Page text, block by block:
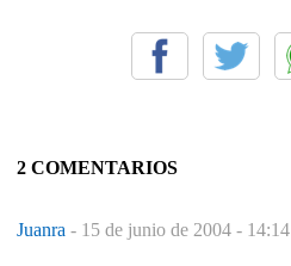
2 COMENTARIOS
Juanra - 15 de junio de 2004 - 14:14